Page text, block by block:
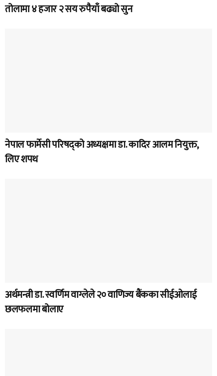
तोलामा ४ हजार २ सय रुपैयाँ बढ्यो सुन
नेपाल फार्मेसी परिषद्को अध्यक्षमा डा. कादिर आलम नियुक्त,
लिए शपथ
अर्थमन्त्री डा. स्वर्णिम वाग्लेले २० वाणिज्य बैंकका सीईओलाई
छलफलमा बोलाए